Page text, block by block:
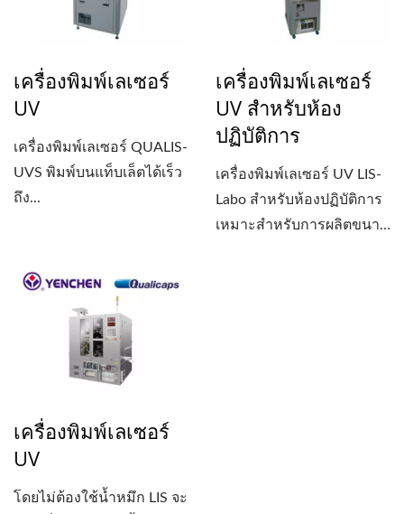
เครื่องพิมพ์เลเซอร์
UV
เครื่องพิมพ์เลเซอร์ QUALIS-
UVS พิมพ์บนแท็บเล็ตได้เร็ว
ถึง...
เครื่องพิมพ์เลเซอร์
UV สำหรับห้อง
ปฏิบัติการ
เครื่องพิมพ์เลเซอร์ UV LIS-
Labo สำหรับห้องปฏิบัติการ
เหมาะสำหรับการผลิตขนาด
เครื่องพิมพ์เลเซอร์
UV
โดยไม่ต้องใช้น้ำหมึก LIS จะ